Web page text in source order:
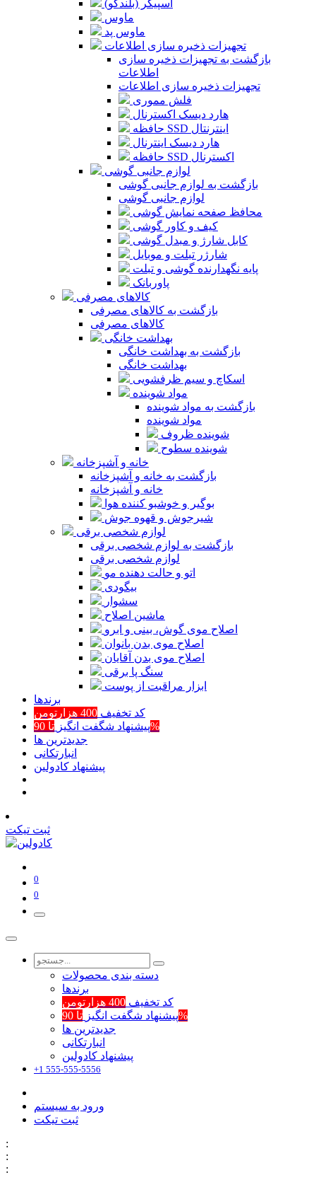
اسپیکر (بلندگو)
ماوس
ماوس پد
تجهیزات ذخیره سازی اطلاعات
بازگشت به تجهیزات ذخیره سازی
اطلاعات
تجهیزات ذخیره سازی اطلاعات
فلش مموری
هارد دیسک اکسترنال
حافظه SSD اینترنتال
هارد دیسک اینترنال
حافظه SSD اکسترنال
لوازم جانبی گوشی
بازگشت به لوازم جانبی گوشی
لوازم جانبی گوشی
محافظ صفحه نمایش گوشی
کیف و کاور گوشی
کابل شارژ و مبدل گوشی
شارژر تبلت و موبایل
پایه نگهدارنده گوشی و تبلت
پاوربانک
کالاهای مصرفی
بازگشت به کالاهای مصرفی
کالاهای مصرفی
بهداشت خانگی
بازگشت به بهداشت خانگی
بهداشت خانگی
اسکاچ و سیم ظرفشویی
مواد شوینده
بازگشت به مواد شوینده
مواد شوینده
شوینده ظروف
شوینده سطوح
خانه و آشپزخانه
بازگشت به خانه و آشپزخانه
خانه و آشپزخانه
بوگیر و خوشبو کننده هوا
شیرجوش و قهوه جوش
لوازم شخصی برقی
بازگشت به لوازم شخصی برقی
لوازم شخصی برقی
اتو و حالت دهنده مو
بیگودی
سشوار
ماشین اصلاح
اصلاح موی گوش، بینی و ابرو
اصلاح موی بدن بانوان
اصلاح موی بدن آقایان
سنگ پا برقی
ابزار مراقبت از پوست
برند‌ها
کد تخفیف 400 هزارتومن
پیشنهاد شگفت انگیزتا 90%
جدیدترین ها
انبارتکانی
پیشنهاد کادولین
ثبت تیکت
0
0
دسته بندی محصولات
برند‌ها
کد تخفیف 400 هزارتومن
پیشنهاد شگفت انگیزتا 90%
جدیدترین ها
انبارتکانی
پیشنهاد کادولین
+1 555-555-5556
ورود به سیستم
ثبت تیکت
:
:
: